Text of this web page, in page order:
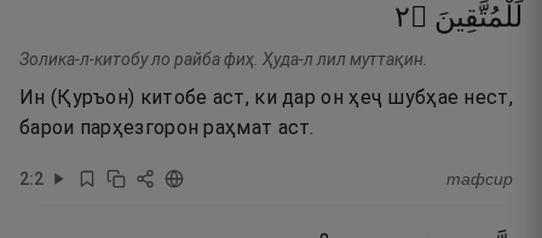
لِّلْمُتَّقِينَ ۝٢
Золика-л-китобу ло райба фиҳ. Ҳуда-л лил муттақин.
Ин (Қуръон) китобе аст, ки дар он ҳеҷ шубҳае нест,
барои парҳезгорон раҳмат аст.
2:2 тафсир